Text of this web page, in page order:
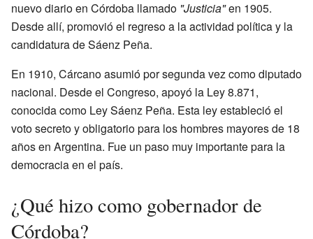
nuevo diario en Córdoba llamado "Justicia"en 1905.
Desde allí, promovió el regreso a la actividad política y la
candidatura de Sáenz Peña.
En 1910, Cárcano asumió por segunda vez como diputado
nacional. Desde el Congreso, apoyó la Ley 8.871,
conocida como Ley Sáenz Peña. Esta ley estableció el
voto secreto y obligatorio para los hombres mayores de 18
años en Argentina. Fue un paso muy importante para la
democracia en el país.
¿Qué hizo como gobernador de
Córdoba?